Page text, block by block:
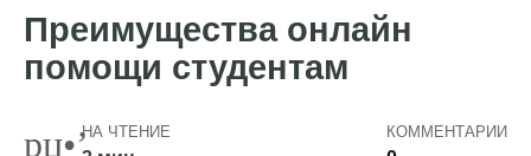
Преимущества онлайн
помощи студентам
НА ЧТЕНИЕ КОММЕНТАРИИ